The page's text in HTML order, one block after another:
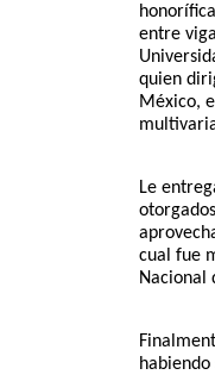
entre
quien
México,
Le
cual fue
Nacional
habiendo